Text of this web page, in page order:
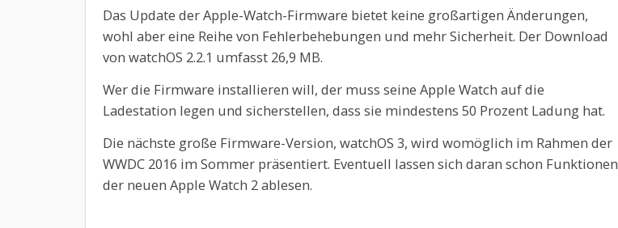
Das Update der Apple-Watch-Firmware bietet keine großartigen Änderungen,
wohl aber eine Reihe von Fehlerbehebungen und mehr Sicherheit. Der Download
von watchOS 2.2.1 umfasst 26,9 MB.
Wer die Firmware installieren will, der muss seine Apple Watch auf die
Ladestation legen und sicherstellen, dass sie mindestens 50 Prozent Ladung hat.
Die nächste große Firmware-Version, watchOS 3, wird womöglich im Rahmen der
WWDC 2016 im Sommer präsentiert. Eventuell lassen sich daran schon Funktionen
der neuen Apple Watch 2 ablesen.